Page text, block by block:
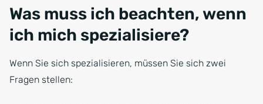
Was muss ich beachten, wenn
ich mich spezialisiere?
Wenn Sie sich spezialisieren, müssen Sie sich zwei
Fragen stellen: